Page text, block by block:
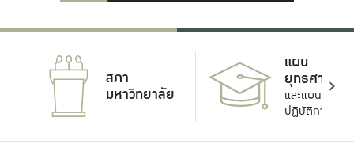
สภา
มหาวิทยาลัย
แผน
ยุทธศาสตร์
และแผน
ปฏิบัติการ